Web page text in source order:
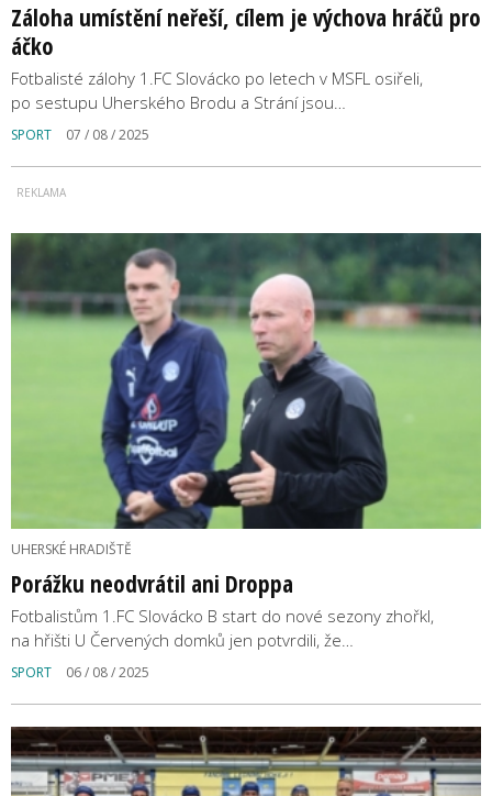
Záloha umístění neřeší, cílem je výchova hráčů pro
áčko
Fotbalisté zálohy 1.FC Slovácko po letech v MSFL osiřeli,
po sestupu Uherského Brodu a Strání jsou…
SPORT 07 / 08 / 2025
UHERSKÉ HRADIŠTĚ
Porážku neodvrátil ani Droppa
Fotbalistům 1.FC Slovácko B start do nové sezony zhořkl,
na hřišti U Červených domků jen potvrdili, že…
SPORT 06 / 08 / 2025